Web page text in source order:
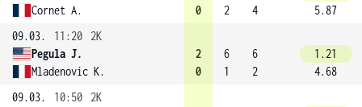
Cornet A.
0
2
4
5.87
09.03.
11:20
2K
Pegula J.
Mladenovic K.
2
0
6
1
6
2
1.21
4.68
09.03.
10:50
2K